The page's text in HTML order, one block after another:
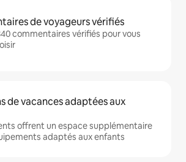
de voyageurs vérifiés
commentaires vérifiés pour vous
de vacances adaptées aux
offrent un espace supplémentaire
adaptés aux enfants